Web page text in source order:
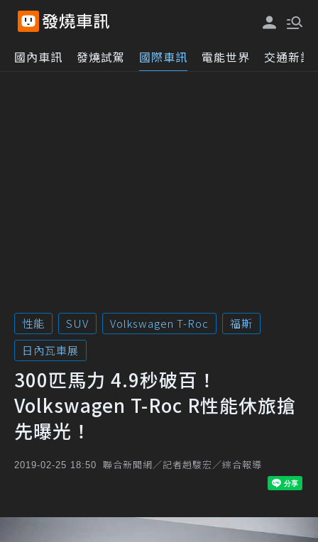
國內車訊 發燒試駕 國際車訊 電能世界 交通新訊
性能 SUV Volkswagen T-Roc
福斯
日內瓦車展
300匹馬力 4.9秒破百！
Volkswagen T-Roc R性能休旅搶
先曝光！
2019-02-25 18:50 聯合新聞網／記者趙駿宏／綜合報導